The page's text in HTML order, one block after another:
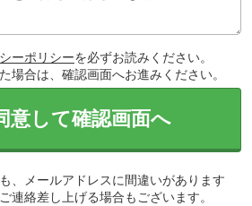
ーポリシーを必ずお読みください。
場合は、確認画面へお進みください。
意して確認画面へ
、メールアドレスに間違いがあります
連絡差し上げる場合もございます。